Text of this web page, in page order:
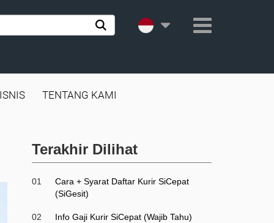
TENTANG KAMI
Terakhir Dilihat
01
Cara + Syarat Daftar Kurir SiCepat
(SiGesit)
02 Info Gaji Kurir SiCepat (Wajib Tahu)